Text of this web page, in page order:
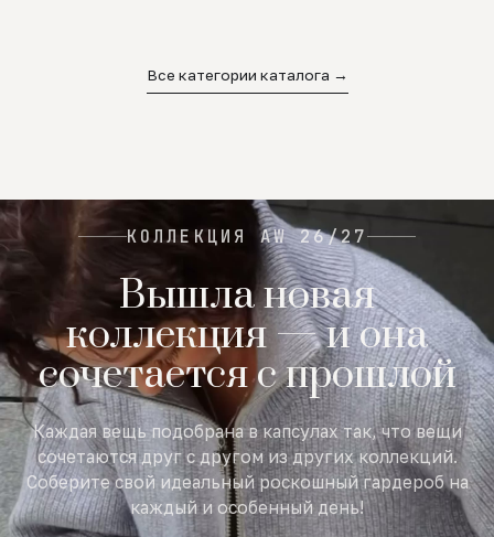
Все категории каталога →
КОЛЛЕКЦИЯ AW 26/27
Вышла новая
коллекция — и она
сочетается с прошлой
Каждая вещь подобрана в капсулах так, что вещи
сочетаются друг с другом из других коллекций.
Соберите свой идеальный роскошный гардероб на
каждый и особенный день!